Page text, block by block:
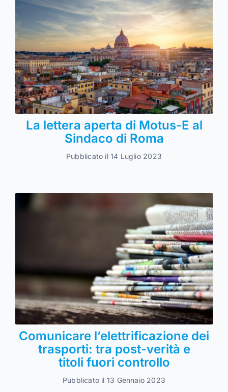
La lettera aperta di Motus-E al
Sindaco di Roma
Pubblicato il 14 Luglio 2023
Comunicare l’elettrificazione dei
trasporti: tra post-verità e
titoli fuori controllo
Pubblicato il 13 Gennaio 2023